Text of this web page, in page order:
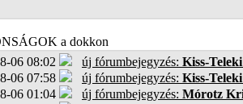
a dokkon
06 08:02
új fórumbejegyzés: Kiss-
06 07:58
új fórumbejegyzés: Kiss-
06 01:04
új fórumbejegyzés: Mórotz